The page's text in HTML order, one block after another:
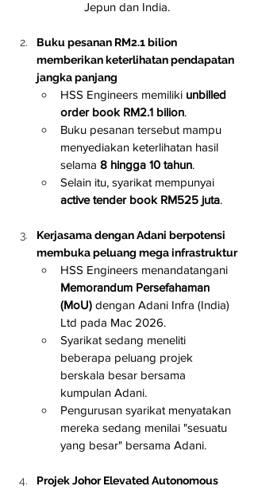
Jepun dan India.
Buku pesanan RM2.1 bilion
memberikan keterlihatan pendapatan
jangka panjang
HSS Engineers memiliki unbilled
order book RM2.1 bilion.
Buku pesanan tersebut mampu
menyediakan keterlihatan hasil
selama 8 hingga 10 tahun.
Selain itu, syarikat mempunyai
active tender book RM525 juta.
Kerjasama dengan Adani berpotensi
membuka peluang mega infrastruktur
HSS Engineers menandatangani
Memorandum Persefahaman
(MoU) dengan Adani Infra (India)
Ltd pada Mac 2026.
Syarikat sedang meneliti
beberapa peluang projek
berskala besar bersama
kumpulan Adani.
Pengurusan syarikat menyatakan
mereka sedang menilai "sesuatu
yang besar" bersama Adani.
Projek Johor Elevated Autonomous